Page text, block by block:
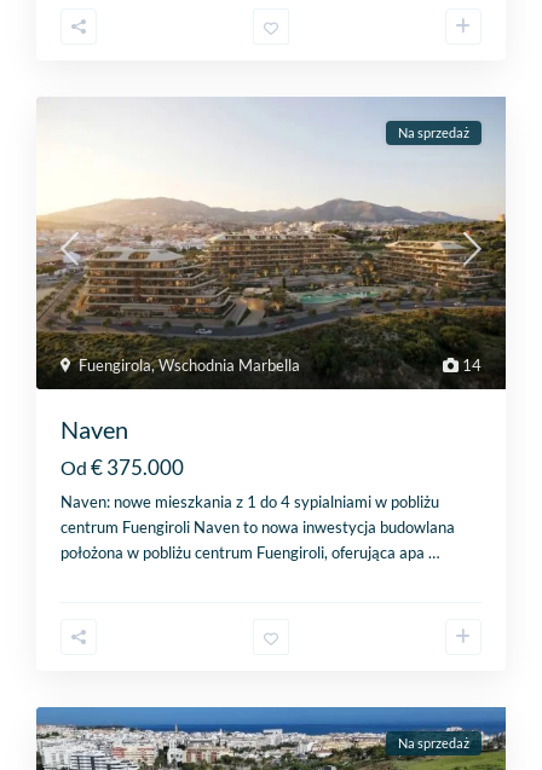
14
Fuengirola,Wschodnia Marbella
Na sprzedaż
Naven
Od € 375.000
Naven: nowe mieszkania z 1 do 4 sypialniami w pobliżu
centrum Fuengiroli Naven to nowa inwestycja budowlana
położona w pobliżu centrum Fuengiroli, oferująca apa…
Na sprzedaż